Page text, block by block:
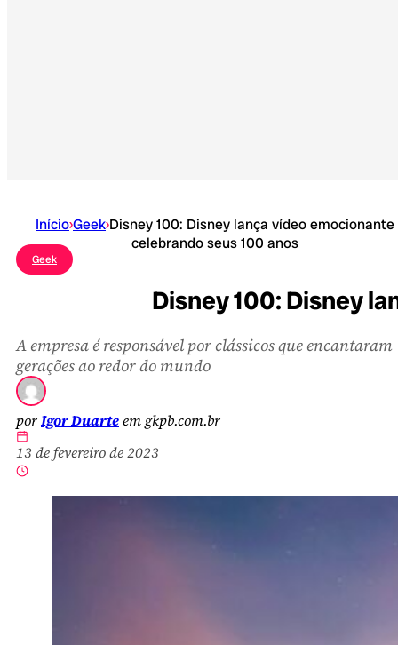
Início›Geek›Disney 100: Disney lança vídeo emocionante
celebrando seus 100 anos
Geek
Disney 100: Disney
A empresa é responsável por clássicos que encantaram
gerações ao redor do mundo
porIgor Duarteem gkpb.com.br
13 de fevereiro de 2023